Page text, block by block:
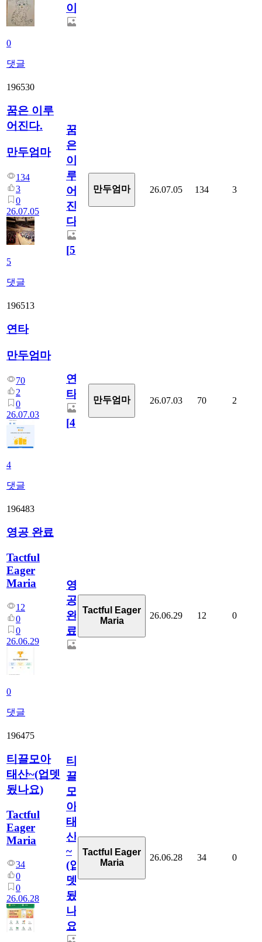
0
댓글
이
196530
꿈은 이루
어진다.
만두엄마
134
3
0
26.07.05
5
댓글
꿈
은
이
루
어
진
다.
[5]
만두엄마 26.07.05 134 3
196513
연타
만두엄마
70
2
0
26.07.03
4
댓글
연
타
[4]
만두엄마 26.07.03 70 2
196483
영공 완료
Tactful
Eager
Maria
12
0
0
26.06.29
0
댓글
영
공
완
료
Tactful Eager
Maria
26.06.29 12 0
196475
티끌모아
태산~(업뎃
됬나요)
Tactful
Eager
Maria
34
0
0
26.06.28
티
끌
모
아
태
산
~
(업
뎃
됬
나
요)
Tactful Eager
Maria
26.06.28 34 0